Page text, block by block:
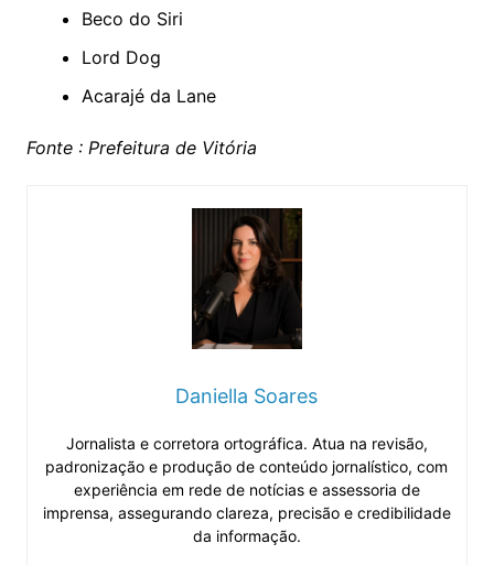
Beco do Siri
Lord Dog
Acarajé da Lane
Fonte : Prefeitura de Vitória
Daniella Soares
Jornalista e corretora ortográfica. Atua na revisão,
padronização e produção de conteúdo jornalístico, com
experiência em rede de notícias e assessoria de
imprensa, assegurando clareza, precisão e credibilidade
da informação.